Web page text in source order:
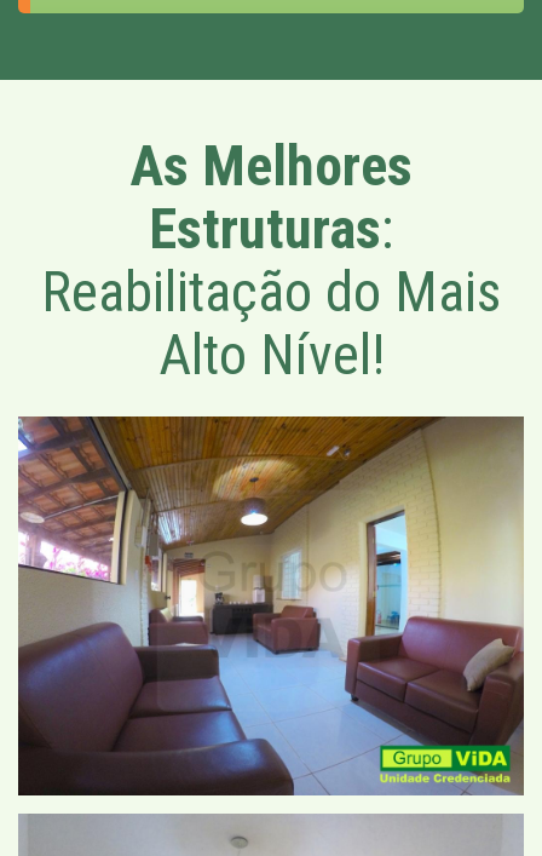
As Melhores
Estruturas:
Reabilitação do Mais
Alto Nível!